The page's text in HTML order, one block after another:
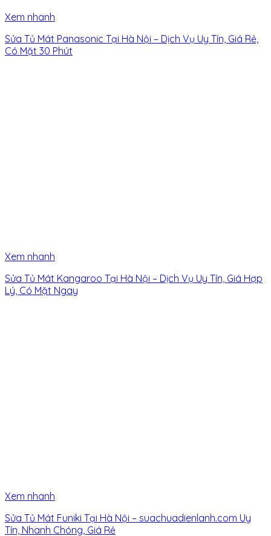
Xem nhanh
Sửa Tủ Mát Panasonic Tại Hà Nội – Dịch Vụ Uy Tín, Giá Rẻ,
Có Mặt 30 Phút
Xem nhanh
Sửa Tủ Mát Kangaroo Tại Hà Nội – Dịch Vụ Uy Tín, Giá Hợp
Lý, Có Mặt Ngay
Xem nhanh
Sửa Tủ Mát Funiki Tại Hà Nội – suachuadienlanh.com Uy
Tín, Nhanh Chóng, Giá Rẻ